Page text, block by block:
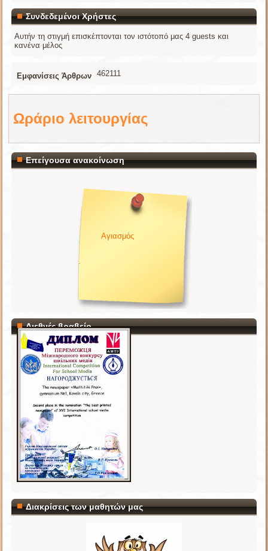
Συνδεδεμένοι Χρήστες
Αυτήν τη στιγμή επισκέπτονται τον ιστότοπό μας 4 guests και
κανένα μέλος
Εμφανίσεις Άρθρων 462111
Ωράριο λειτουργίας
Επείγουσα ανακοίνωση
Αγιασμός
.
Διεθνές βραβείο
Διακρίσεις των μαθητών μας